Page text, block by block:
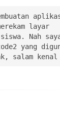
layar
Nah
yang
salam kenal